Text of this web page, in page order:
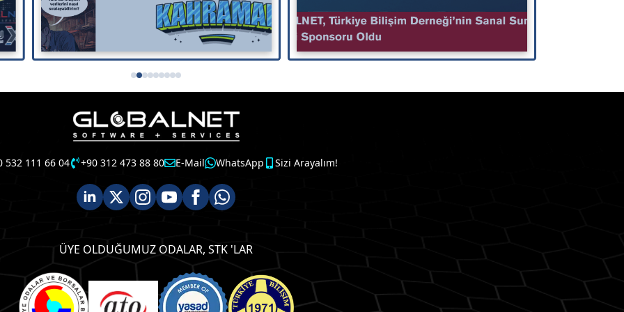
532 111 66 04 +90 312 473 88 80 E-Mail WhatsApp Sizi Arayalım!
ÜYE OLDUĞUMUZ ODALAR, STK 'LAR